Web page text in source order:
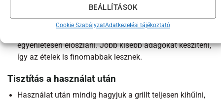
BEÁLLÍTÁSOK
Cookie SzabályzatAdatkezelési tájékoztató
Ez biztosítja az egyenletes sütést és a megfelelő kéreg
kialakulását a húsokon.
egyenletesen eloszlani. Jobb kisebb adagokat készíteni,
így az ételek is finomabbak lesznek.
Tisztítás a használat után
Használat után mindig hagyjuk a grillt teljesen kihűlni,